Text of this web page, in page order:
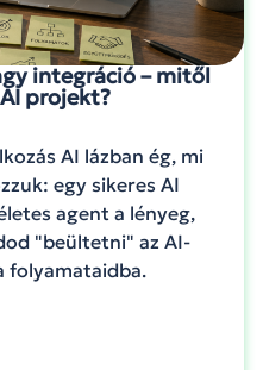
integráció – mitől
projekt?
AI lázban ég, mi
egy sikeres AI
agent a lényeg,
"beültetni" az AI-
folyamataidba.